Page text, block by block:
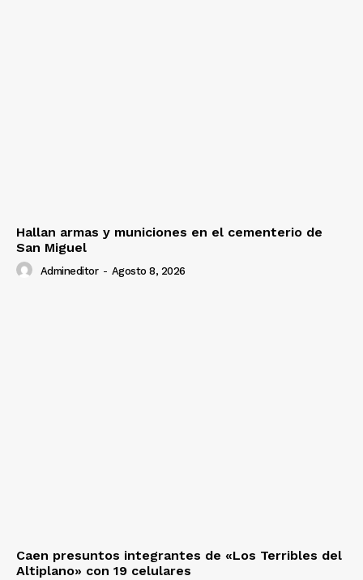
Hallan armas y municiones en el cementerio de
San Miguel
Admineditor - Agosto 8, 2026
Caen presuntos integrantes de «Los Terribles del
Altiplano» con 19 celulares